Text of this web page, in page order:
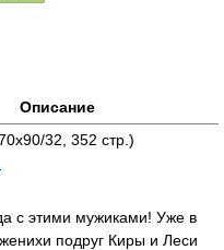
Описание
32, 352 стр.)
с этими мужиками! Уже в
подруг Киры и Леси